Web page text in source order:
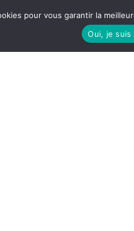
LE STUDIO
pour vous garantir la
Oui, je suis